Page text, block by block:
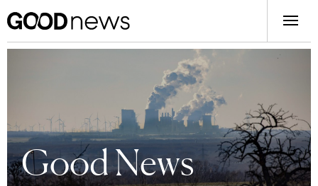
Good News